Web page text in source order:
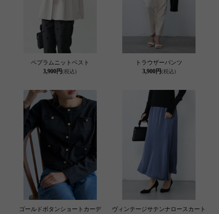
ペプラムニットベスト
3,900円(税込)
トラウザーパンツ
3,900円(税込)
ゴールドボタンショートカーデ
ヴィンテージサテンナロースカート